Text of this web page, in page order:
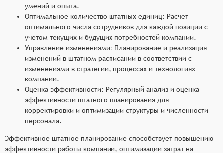
умений и опыта.
Оптимальное количество штатных единиц: Расчет
оптимального числа сотрудников для каждой позиции с
учетом текущих и будущих потребностей компании.
Управление изменениями: Планирование и реализация
изменений в штатном расписании в соответствии с
изменениями в стратегии, процессах и технологиях
компании.
Оценка эффективности: Регулярный анализ и оценка
эффективности штатного планирования для
корректировки и оптимизации структуры и численности
персонала.
Эффективное штатное планирование способствует повышению
эффективности работы компании, оптимизации затрат на